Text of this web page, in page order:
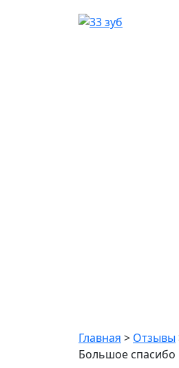
Главная > Отзывы
Большое спасибо